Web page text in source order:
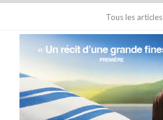
Tous les articles